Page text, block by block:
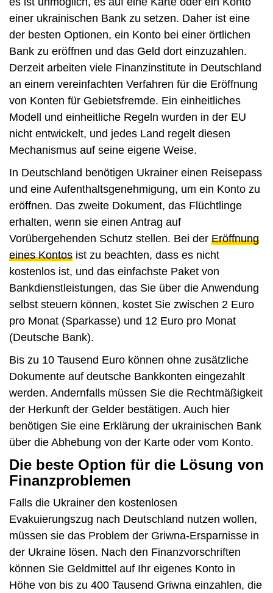
einer ukrainischen Bank zu setzen. Daher ist eine
der besten Optionen, ein Konto bei einer örtlichen
Bank zu eröffnen und das Geld dort einzuzahlen.
Derzeit arbeiten viele Finanzinstitute in Deutschland
an einem vereinfachten Verfahren für die Eröffnung
von Konten für Gebietsfremde. Ein einheitliches
Modell und einheitliche Regeln wurden in der EU
nicht entwickelt, und jedes Land regelt diesen
Mechanismus auf seine eigene Weise.
In Deutschland benötigen Ukrainer einen Reisepass
und eine Aufenthaltsgenehmigung, um ein Konto zu
eröffnen. Das zweite Dokument, das Flüchtlinge
erhalten, wenn sie einen Antrag auf
Vorübergehenden Schutz stellen. Bei der Eröffnung
eines Kontos ist zu beachten, dass es nicht
kostenlos ist, und das einfachste Paket von
Bankdienstleistungen, das Sie über die Anwendung
selbst steuern können, kostet Sie zwischen 2 Euro
pro Monat (Sparkasse) und 12 Euro pro Monat
(Deutsche Bank).
Bis zu 10 Tausend Euro können ohne zusätzliche
Dokumente auf deutsche Bankkonten eingezahlt
werden. Andernfalls müssen Sie die Rechtmäßigkeit
der Herkunft der Gelder bestätigen. Auch hier
benötigen Sie eine Erklärung der ukrainischen Bank
über die Abhebung von der Karte oder vom Konto.
Die beste Option für die Lösung von
Finanzproblemen
Falls die Ukrainer den kostenlosen
Evakuierungszug nach Deutschland nutzen wollen,
müssen sie das Problem der Griwna-Ersparnisse in
der Ukraine lösen. Nach den Finanzvorschriften
können Sie Geldmittel auf Ihr eigenes Konto in
Höhe von bis zu 400 Tausend Griwna einzahlen, die